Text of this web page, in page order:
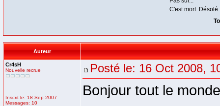
C'est mort. Désolé.
Auteur
Cr4sH
Nouvelle recrue
Inscrit le: 18 Sep 2007
Messages: 10
Posté le: 16 Oct 2008,
Bonjour tout le